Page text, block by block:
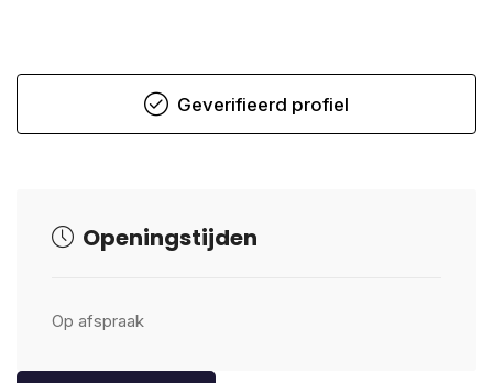
Geverifieerd profiel
Openingstijden
Op afspraak